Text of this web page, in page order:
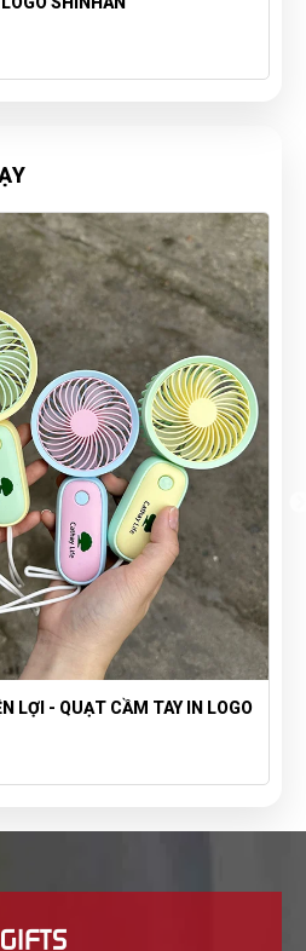
TÚI VẢI BỐ CANVAS IN LOGO THEO